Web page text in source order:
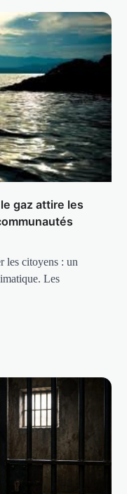
gaz attire les
les citoyens : un
Les